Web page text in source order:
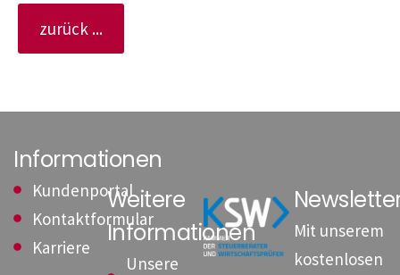
zurück ...
Informationen
Kundenportal
Kontaktformular
Karriere
Weitere
Informationen
Unsere
Mit unserem
kostenlosen